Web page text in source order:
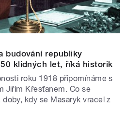
budování republiky
klidných let, říká historik
roku 1918 připomínáme s
Jiřím Křesťanem. Co se
kdy se Masaryk vracel z